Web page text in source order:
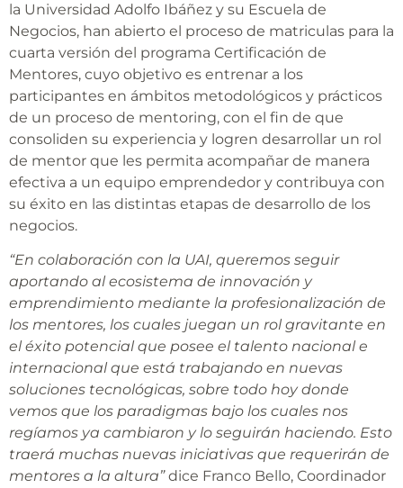
la Universidad Adolfo Ibáñez y su Escuela de
Negocios, han abierto el proceso de matriculas para la
cuarta versión del programa Certificación de
Mentores, cuyo objetivo es entrenar a los
participantes en ámbitos metodológicos y prácticos
de un proceso de mentoring, con el fin de que
consoliden su experiencia y logren desarrollar un rol
de mentor que les permita acompañar de manera
efectiva a un equipo emprendedor y contribuya con
su éxito en las distintas etapas de desarrollo de los
negocios.
“En colaboración con la UAI, queremos seguir
aportando al ecosistema de innovación y
emprendimiento mediante la profesionalización de
los mentores, los cuales juegan un rol gravitante en
el éxito potencial que posee el talento nacional e
internacional que está trabajando en nuevas
soluciones tecnológicas, sobre todo hoy donde
vemos que los paradigmas bajo los cuales nos
regíamos ya cambiaron y lo seguirán haciendo. Esto
traerá muchas nuevas iniciativas que requerirán de
mentores a la altura”dice Franco Bello, Coordinador